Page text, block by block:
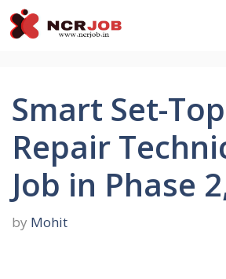
Skip
to
Smart Set-
Repair
Job in Phase
by Mohit